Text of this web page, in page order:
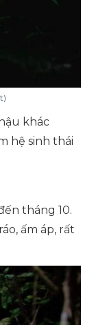
khác
hệ sinh thái
tháng 10.
ấm áp, rất